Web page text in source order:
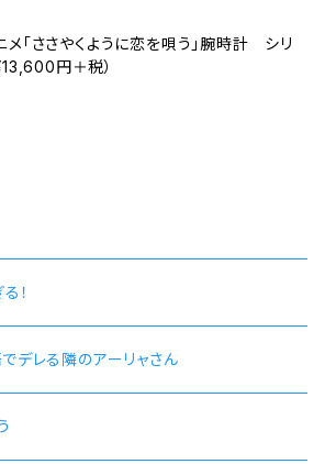
メ「ささやくように恋を唄う」腕時計 シリ
円＋税）
！
デレる隣のアーリャさん